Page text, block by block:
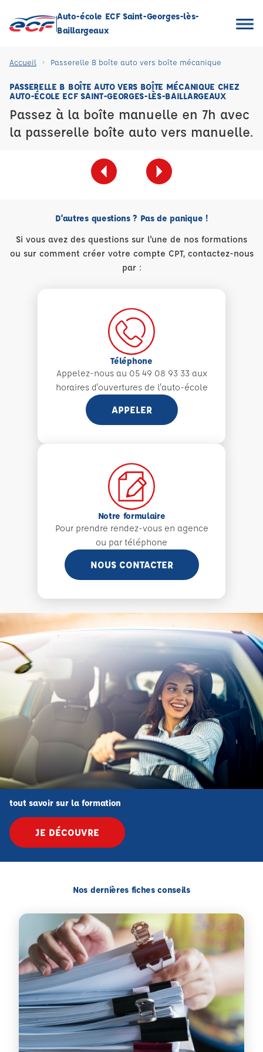
Auto-école ECF Saint-Georges-lès-
Baillargeaux
Accueil Passerelle B boîte auto vers boîte mécanique
PASSERELLE B BOÎTE AUTO VERS BOÎTE MÉCANIQUE CHEZ
AUTO-ÉCOLE ECF SAINT-GEORGES-LÈS-BAILLARGEAUX
Passez à la boîte manuelle en 7h avec
la passerelle boîte auto vers manuelle.
D'autres questions ? Pas de panique !
Si vous avez des questions sur l'une de nos formations
ou sur comment créer votre compte CPT, contactez-nous
par :
Téléphone
Appelez-nous au 05 49 08 93 33 aux
horaires d'ouvertures de l'auto-école
APPELER
Notre formulaire
Pour prendre rendez-vous en agence
ou par téléphone
NOUS CONTACTER
tout savoir sur la formation
JE DÉCOUVRE
Nos dernières fiches conseils